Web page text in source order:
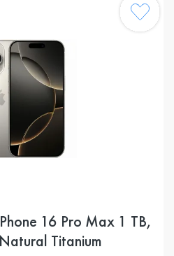
16 Pro Max 1 TB,
Titanium